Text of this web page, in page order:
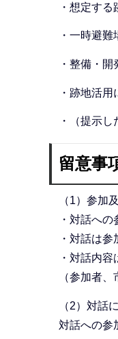
・想定す
・一時避
・整備・
・跡地活
・（提示
留意事
（1）参加
・対話へ
・対話は
・対話内
（参加者
（2）対話
対話への参